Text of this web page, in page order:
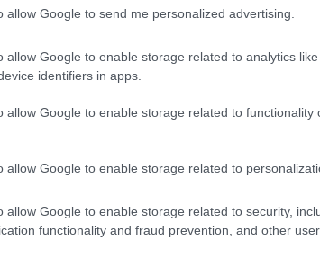
allow Google to send me personalized advertising.
allow Google to enable storage related to analytics
identifiers in apps.
allow Google to enable storage related to functionality
allow Google to enable storage related to
allow Google to enable storage related to security,
functionality and fraud prevention, and other user
a Samsung
vérbeli
| Engadget
gyártó tegnap este
a
S III mobilt.
Samsung
2012.04.26|
telefonról.
előtt: itt a
Samsung: